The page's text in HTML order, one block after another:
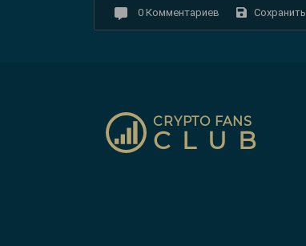
0 Комментариев Сохранить
CRYPTO FANS
CLUB